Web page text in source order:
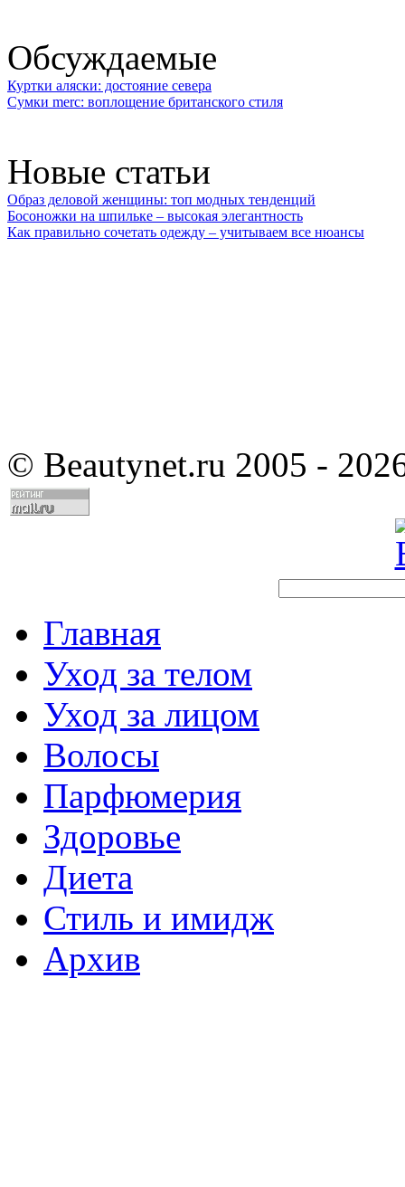
Обсуждаемые
Куртки аляски: достояние севера
Сумки merc: воплощение британского стиля
Новые статьи
Образ деловой женщины: топ модных тенденций
Босоножки на шпильке – высокая элегантность
Как правильно сочетать одежду – учитываем все нюансы
© Beautynet.ru 2005 -
Главная
Уход за телом
Уход за лицом
Волосы
Парфюмерия
Здоровье
Диета
Стиль и имидж
Архив